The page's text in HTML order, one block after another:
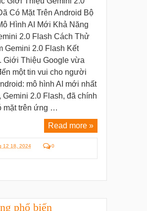
Có Mặt Trên Android Bộ
Hình AI Mới Khả Năng
2.0 Flash Cách Thử
Gemini 2.0 Flash Kết
Giới Thiệu Google vừa
một tin vui cho người
mô hình AI mới nhất
Gemini 2.0 Flash, đã chính
mặt trên ứng …
Read more »
12 18, 2024 0
phổ biến